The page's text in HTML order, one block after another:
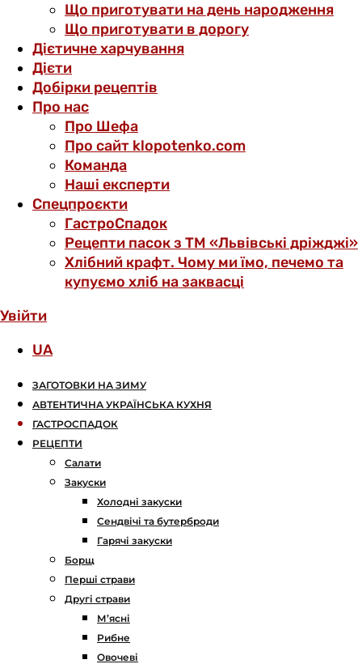
Що приготувати на день народження
Що приготувати в дорогу
Дієтичне харчування
Дієти
Добірки рецептів
Про нас
Про Шефа
Про сайт klopotenko.com
Команда
Наші експерти
Спецпроєкти
ГастроСпадок
Рецепти пасок з ТМ «Львівські дріжджі»
Хлібний крафт. Чому ми їмо, печемо та
купуємо хліб на заквасці
Увійти
UA
ЗАГОТОВКИ НА ЗИМУ
АВТЕНТИЧНА УКРАЇНСЬКА КУХНЯ
ГАСТРОСПАДОК
РЕЦЕПТИ
Салати
Закуски
Холодні закуски
Сендвічі та бутерброди
Гарячі закуски
Борщ
Перші страви
Другі страви
М’ясні
Рибне
Овочеві